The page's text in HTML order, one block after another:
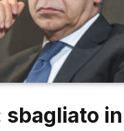
sbagliato in